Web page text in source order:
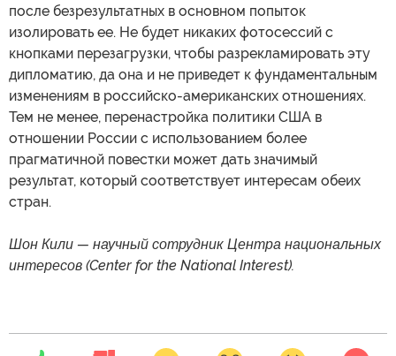
после безрезультатных в основном попыток
изолировать ее. Не будет никаких фотосессий с
кнопками перезагрузки, чтобы разрекламировать эту
дипломатию, да она и не приведет к фундаментальным
изменениям в российско-американских отношениях.
Тем не менее, перенастройка политики США в
отношении России с использованием более
прагматичной повестки может дать значимый
результат, который соответствует интересам обеих
стран.
Шон Кили — научный сотрудник Центра национальных
интересов (Center for the National Interest).